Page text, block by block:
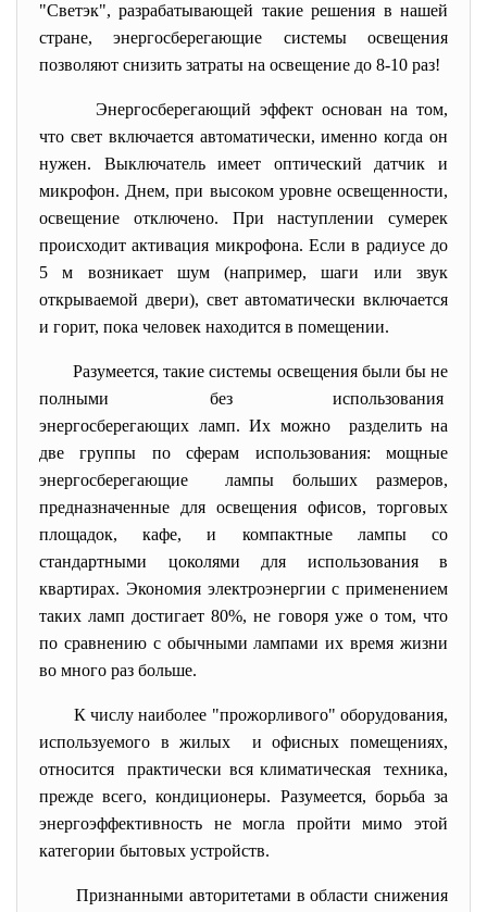
"Светэк", разрабатывающей такие решения в нашей
стране, энергосберегающие системы освещения
позволяют снизить затраты на освещение до 8-10 раз!
Энергосберегающий эффект основан на том,
что свет включается автоматически, именно когда он
нужен. Выключатель имеет оптический датчик и
микрофон. Днем, при высоком уровне освещенности,
освещение отключено. При наступлении сумерек
происходит активация микрофона. Если в радиусе до
5 м возникает шум (например, шаги или звук
открываемой двери), свет автоматически включается
и горит, пока человек находится в помещении.
Разумеется, такие системы освещения были бы не
полными без использования
энергосберегающих ламп. Их можно разделить на
две группы по сферам использования: мощные
энергосберегающие лампы больших размеров,
предназначенные для освещения офисов, торговых
площадок, кафе, и компактные лампы со
стандартными цоколями для использования в
квартирах. Экономия электроэнергии с применением
таких ламп достигает 80%, не говоря уже о том, что
по сравнению с обычными лампами их время жизни
во много раз больше.
К числу наиболее "прожорливого" оборудования,
используемого в жилых и офисных помещениях,
относится практически вся климатическая техника,
прежде всего, кондиционеры. Разумеется, борьба за
энергоэффективность не могла пройти мимо этой
категории бытовых устройств.
Признанными авторитетами в области снижения